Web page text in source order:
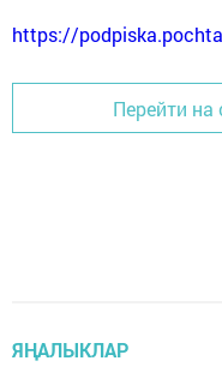
https://
Перейти на
ЯҢАЛЫКЛАР